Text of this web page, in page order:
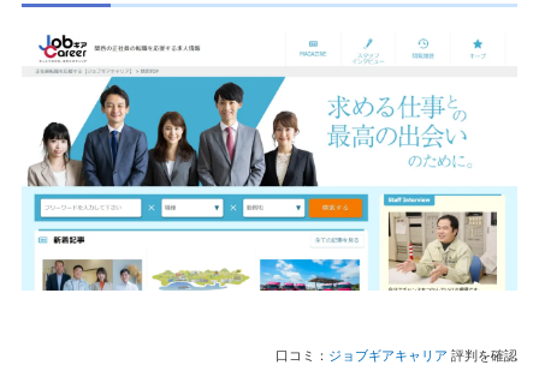
口コミ： ジョブギアキャリア 評判を確認